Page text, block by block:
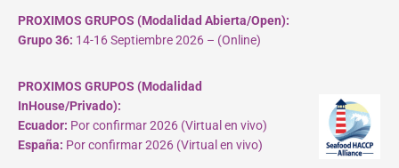
PROXIMOS GRUPOS (Modalidad Abierta/Open):
Grupo 36: 14-16 Septiembre 2026 – (Online)
PROXIMOS GRUPOS (Modalidad
InHouse/Privado):
Ecuador: Por confirmar 2026 (Virtual en vivo)
España: Por confirmar 2026 (Virtual en vivo)